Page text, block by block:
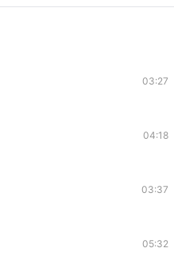
03:27
04:18
03:37
05:32